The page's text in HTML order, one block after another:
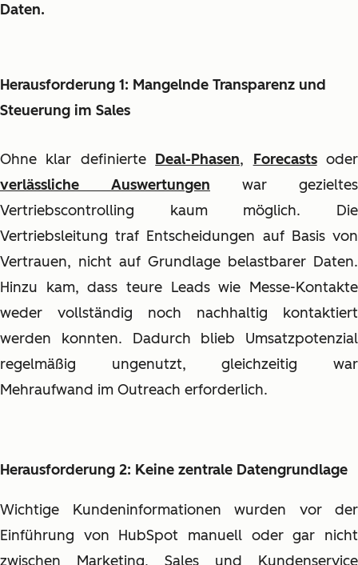
Daten.
Herausforderung 1: Mangelnde Transparenz und
Steuerung im Sales
Ohne klar definierte Deal-Phasen, Forecastsoder
verlässliche Auswertungen war gezieltes
Vertriebscontrolling kaum möglich. Die
Vertriebsleitung traf Entscheidungen auf Basis von
Vertrauen, nicht auf Grundlage belastbarer Daten.
Hinzu kam, dass teure Leads wie Messe-Kontakte
weder vollständig noch nachhaltig kontaktiert
werden konnten. Dadurch blieb Umsatzpotenzial
regelmäßig ungenutzt, gleichzeitig war
Mehraufwand im Outreach erforderlich.
Herausforderung 2: Keine zentrale Datengrundlage
Wichtige Kundeninformationen wurden vor der
Einführung von HubSpot manuell oder gar nicht
zwischen Marketing, Sales und Kundenservice